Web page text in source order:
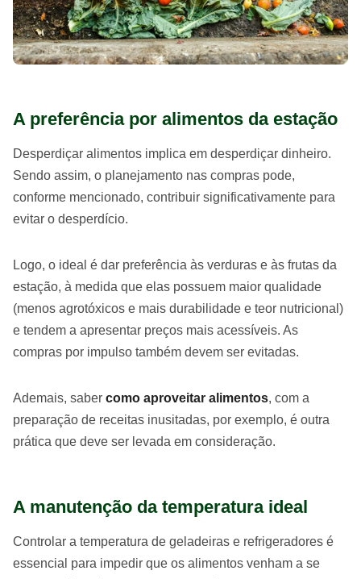
A preferência por alimentos da estação
Desperdiçar alimentos implica em desperdiçar dinheiro.
Sendo assim, o planejamento nas compras pode,
conforme mencionado, contribuir significativamente para
evitar o desperdício.
Logo, o ideal é dar preferência às verduras e às frutas da
estação, à medida que elas possuem maior qualidade
(menos agrotóxicos e mais durabilidade e teor nutricional)
e tendem a apresentar preços mais acessíveis. As
compras por impulso também devem ser evitadas.
Ademais, saber como aproveitar alimentos, com a
preparação de receitas inusitadas, por exemplo, é outra
prática que deve ser levada em consideração.
A manutenção da temperatura ideal
Controlar a temperatura de geladeiras e refrigeradores é
essencial para impedir que os alimentos venham a se